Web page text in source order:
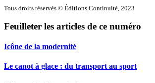
Tous droits réservés © Éditions Continuité, 2023
Feuilleter les articles de ce numéro
Icône de la modernité
Le canot à glace : du transport au sport